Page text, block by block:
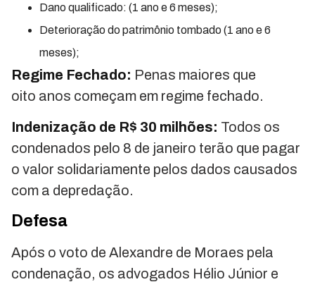
Dano qualificado: (1 ano e 6 meses);
Deterioração do patrimônio tombado (1 ano e 6
meses);
Regime Fechado: Penas maiores que
oito anos começam em regime fechado.
Indenização de R$ 30 milhões: Todos os
condenados pelo 8 de janeiro terão que pagar
o valor solidariamente pelos dados causados
com a depredação.
Defesa
Após o voto de Alexandre de Moraes pela
condenação, os advogados Hélio Júnior e